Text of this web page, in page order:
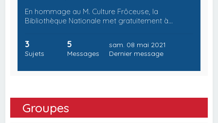
En hommage au M. Culture Frôceuse, la
Bibliothèque Nationale met gratuitement à…
3
Sujets
5
Messages
sam. 08 mai 2021
Dernier message
Groupes